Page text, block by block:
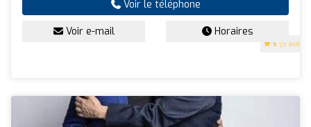
5 (5 avis)
Voir le téléphone
Voir e-mail Horaires